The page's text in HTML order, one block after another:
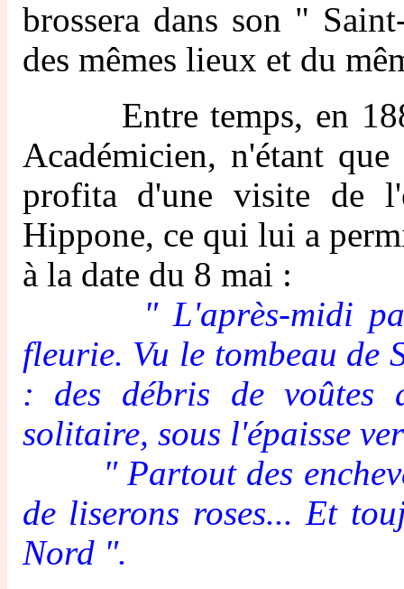
brossera dans son "
des mêmes lieux et du
Entre temps, en
Académicien, n'étant
profita d'une visite de
Hippone, ce qui lui a
à la date du 8 mai :
" L'après-midi
fleurie. Vu le tombeau de
: des débris de voûtes
solitaire, sous l'épaisse
" Partout des
de liserons roses... Et
Nord ".